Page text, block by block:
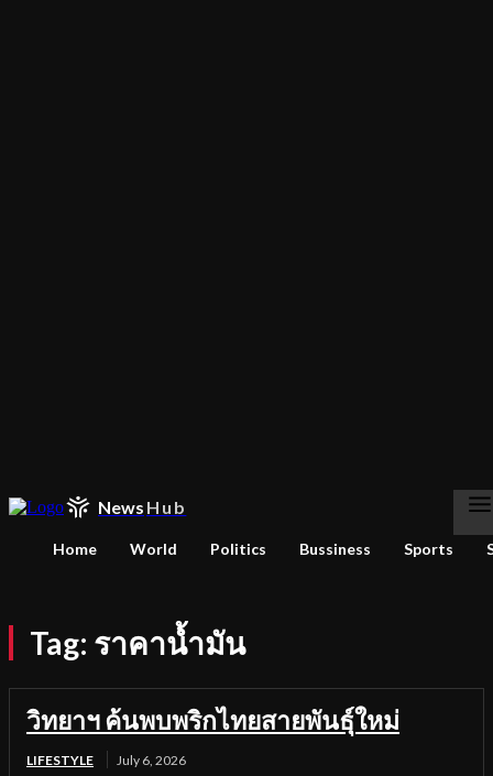
News Hub
Home World Politics Bussiness Sports
Tag: ราคาน้ำมัน
วิทยาฯ ค้นพบพริกไทยสายพันธุ์ใหม่
LIFESTYLE July 6, 2026